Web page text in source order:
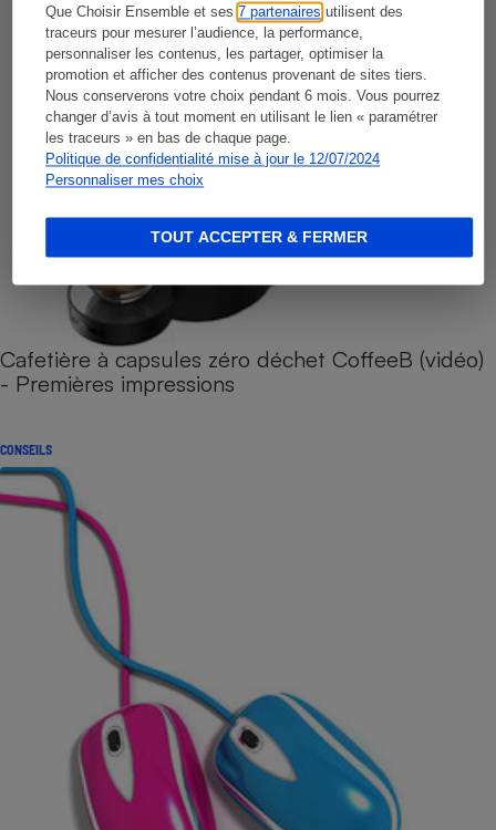
Que Choisir Ensemble et ses7 partenaires utilisent des
traceurs pour mesurer l’audience, la performance,
personnaliser les contenus, les partager, optimiser la
promotion et afficher des contenus provenant de sites tiers.
Nous conserverons votre choix pendant 6 mois. Vous pourrez
changer d’avis à tout moment en utilisant le lien « paramétrer
les traceurs » en bas de chaque page.
Politique de confidentialité mise à jour le 12/07/2024
Personnaliser mes choix
TOUT ACCEPTER & FERMER
Cafetière à capsules zéro déchet CoffeeB (vidéo)
- Premières impressions
CONSEILS